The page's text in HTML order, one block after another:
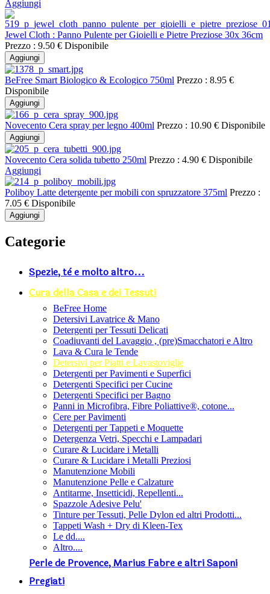
Aggiungi
Jewel Cloth : Panno Pulente per Gioielli e Pietre Preziose 30x 36cm
Prezzo : 9.50 € Disponibile
Aggiungi
BeFree Smart Biologico & Ecologico 750ml Prezzo : 8.95 €
Disponibile
Aggiungi
Novecento Cera spray per legno 400ml Prezzo : 10.90 € Disponibile
Aggiungi
Novecento Cera solida tubetto 250ml Prezzo : 4.90 € Disponibile
Aggiungi
Poliboy Latte detergente per mobili con spruzzatore 375ml Prezzo :
7.05 € Disponibile
Aggiungi
Categorie
Spezie, tè e molto altro...
Cura della Casa e dei Tessuti
BeFree Home
Detersivi Lavatrice & Mano
Detergenti per Tessuti Delicati
Coadiuvanti del Lavaggio , (pre)Smacchatori e Altro
Lava & Cura le Tende
Detersivi per Piatti e Lavastoviglie
Detergenti per Pavimenti e Superfici
Detergenti Specifici per Cucine
Detergenti Specifici per Bagno
Panni in Microfibra, Fibre Poliattive®, cotone...
Cere per Pavimenti
Detergenti per Tappeti e Moquette
Detergenza Vetri, Specchi e Lampadari
Curare & Lucidare i Metalli
Curare & Lucidare i Metalli Preziosi
Manutenzione Mobili
Manutenzione Pelle e Calzature
Antitarme, Insetticidi, Repellenti...
Spazzole Adesive Pelu'
Tinture per Tessuti, Pelle Dylon ed altri Prodotti...
Tappeti Wash + Dry di Kleen-Tex
Le dd....
Altro....
Perle de Provence, Marius Fabre e altri Saponi
Pregiati